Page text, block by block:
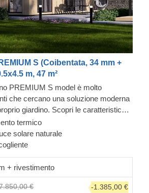
S (Coibentata, 34 mm +
m, 47 m²
PREMIUM S model è molto
che cercano una soluzione moderna
giardino. Scopri le caratteristiche
casa in legno di 41.5 m², che
per le tue attività ricreative e che può
una comoda seconda casa.
alla versione standard. Alcuni
ad esempio, potrebbero essere
se desideri ricevere maggiori
termico
solare naturale
+ rivestimento
€ -1.385,00 €